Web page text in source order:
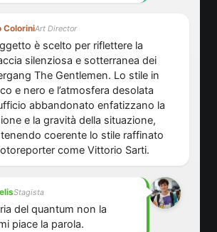
ColoriniArt Director
è scelto per riflettere la
silenziosa e sotterranea dei
The Gentlemen. Lo stile in
e nero e l’atmosfera desolata
abbandonato enfatizzano la
e la gravità della situazione,
coerente lo stile raffinato
come Vittorio Sarti.
Stagista
del quantum non la
piace la parola.